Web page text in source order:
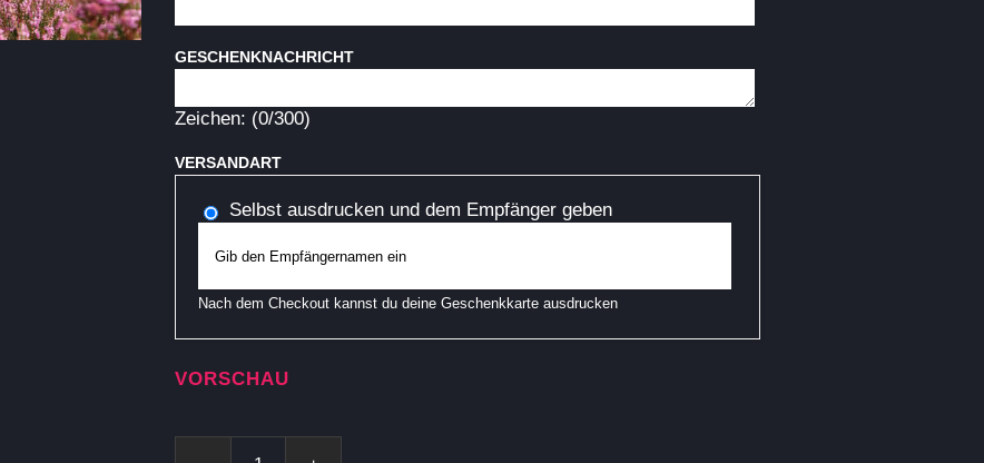
GESCHENKNACHRICHT
Zeichen: (0/300)
VERSANDART
Selbst ausdrucken und dem Empfänger geben
Nach dem Checkout kannst du deine Geschenkkarte ausdrucken
VORSCHAU